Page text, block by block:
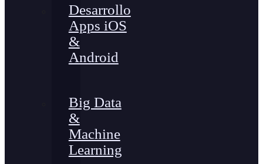
Desarrollo
Apps iOS
&
Android
Big Data
&
Machine
Learning